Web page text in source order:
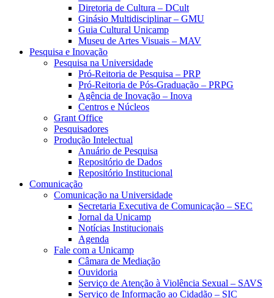
Diretoria de Cultura – DCult
Ginásio Multidisciplinar – GMU
Guia Cultural Unicamp
Museu de Artes Visuais – MAV
Pesquisa e Inovação
Pesquisa na Universidade
Pró-Reitoria de Pesquisa – PRP
Pró-Reitoria de Pós-Graduação – PRPG
Agência de Inovação – Inova
Centros e Núcleos
Grant Office
Pesquisadores
Produção Intelectual
Anuário de Pesquisa
Repositório de Dados
Repositório Institucional
Comunicação
Comunicação na Universidade
Secretaria Executiva de Comunicação – SEC
Jornal da Unicamp
Notícias Institucionais
Agenda
Fale com a Unicamp
Câmara de Mediação
Ouvidoria
Serviço de Atenção à Violência Sexual – SAVS
Serviço de Informação ao Cidadão – SIC